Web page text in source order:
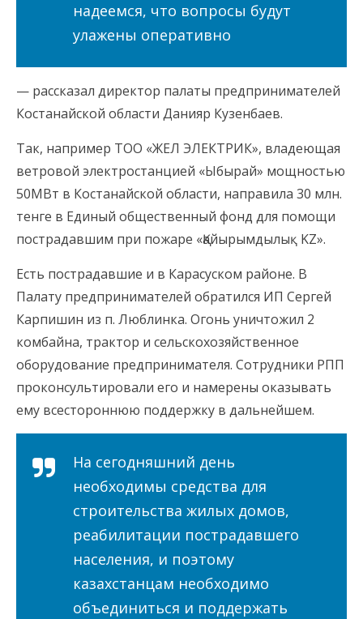
надеемся, что вопросы будут
улажены оперативно
— рассказал директор палаты предпринимателей
Костанайской области Данияр Кузенбаев.
Так, например ТОО «ЖЕЛ ЭЛЕКТРИК», владеющая
ветровой электростанцией «Ыбырай» мощностью
50МВт в Костанайской области, направила 30 млн.
тенге в Единый общественный фонд для помощи
пострадавшим при пожаре «Қайырымдылық KZ».
Есть пострадавшие и в Карасуском районе. В
Палату предпринимателей обратился ИП Сергей
Карпишин из п. Люблинка. Огонь уничтожил 2
комбайна, трактор и сельскохозяйственное
оборудование предпринимателя. Сотрудники РПП
проконсультировали его и намерены оказывать
ему всестороннюю поддержку в дальнейшем.
На сегодняшний день
необходимы средства для
строительства жилых домов,
реабилитации пострадавшего
населения, и поэтому
казахстанцам необходимо
объединиться и поддержать